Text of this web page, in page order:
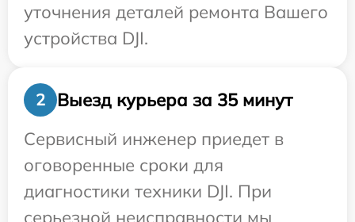
уточнения деталей ремонта Вашего
устройства DJI.
2
Выезд курьера за 35 минут
Сервисный инженер приедет в
оговоренные сроки для
диагностики техники DJI. При
серьезной неисправности мы